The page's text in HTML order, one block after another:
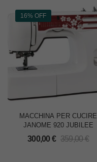
16% OFF
MACCHINA PER CUCIRE
JANOME 920 JUBILEE
300,00 € 359,00€